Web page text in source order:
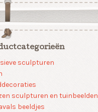
sculpturen
sculpturen en tuinbeelden
beeldjes